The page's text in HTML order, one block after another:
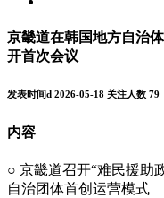
京畿道在韩国地方自治
开首次会议
发表时间d 2026-05-18 关注人数 79
内容
○ 京畿道召开“难民援助
自治团体首创运营模式